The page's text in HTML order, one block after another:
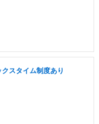
スタイム制度あり